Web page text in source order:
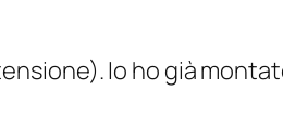
Io ho già